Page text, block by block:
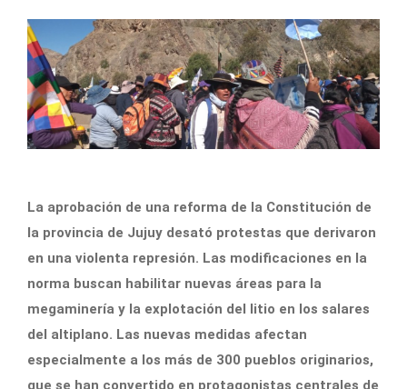
La aprobación de una reforma de la Constitución de
la provincia de Jujuy desató protestas que derivaron
en una violenta represión. Las modificaciones en la
norma buscan habilitar nuevas áreas para la
megaminería y la explotación del litio en los salares
del altiplano. Las nuevas medidas afectan
especialmente a los más de 300 pueblos originarios,
que se han convertido en protagonistas centrales de